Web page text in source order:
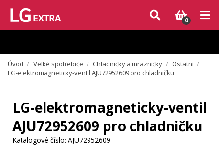
Vzhledem k aktuální situaci se může dodání dílů, které nejsou skladem,
zpozdit. Děkujeme za pochopení.
0
Úvod / Velké spotřebiče / Chladničky a mrazničky / Ostatní /
LG-elektromagneticky-ventil AJU72952609 pro chladničku
LG-elektromagneticky-ventil
AJU72952609 pro chladničku
Katalogové číslo: AJU72952609